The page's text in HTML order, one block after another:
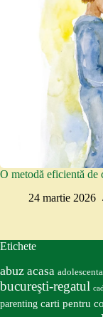
O metodă eficientă de
24 martie 2026
Etichete
abuz acasa adolescenta
bucureşti-regatul
parenting carti pentru